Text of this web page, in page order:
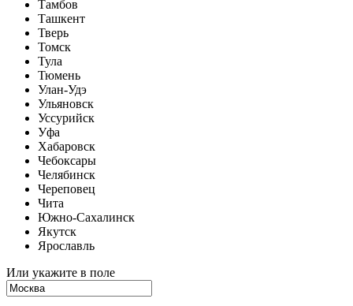
Тамбов
Ташкент
Тверь
Томск
Тула
Тюмень
Улан-Удэ
Ульяновск
Уссурийск
Уфа
Хабаровск
Чебоксары
Челябинск
Череповец
Чита
Южно-Сахалинск
Якутск
Ярославль
Или укажите в поле